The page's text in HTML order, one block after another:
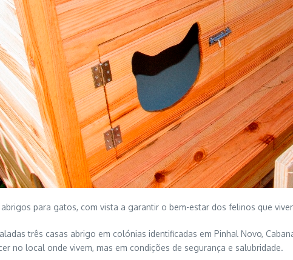
para gatos, com vista a garantir o bem-estar dos felinos que
três casas abrigo em colónias identificadas em Pinhal Novo,
no local onde vivem, mas em condições de segurança e salubridade.